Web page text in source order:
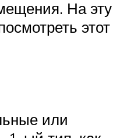
На эту
этот
или